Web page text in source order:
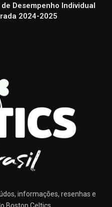
Desempenho Individual
2024-2025
informações, resenhas e
Boston Celtics.